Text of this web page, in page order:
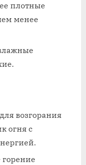
плотные
менее
возгорания
огня с
горение